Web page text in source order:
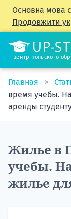
Основна мова
Продовжити
центр польского
Главная
время учебы.
аренды
Жилье в
учебы.
жилье